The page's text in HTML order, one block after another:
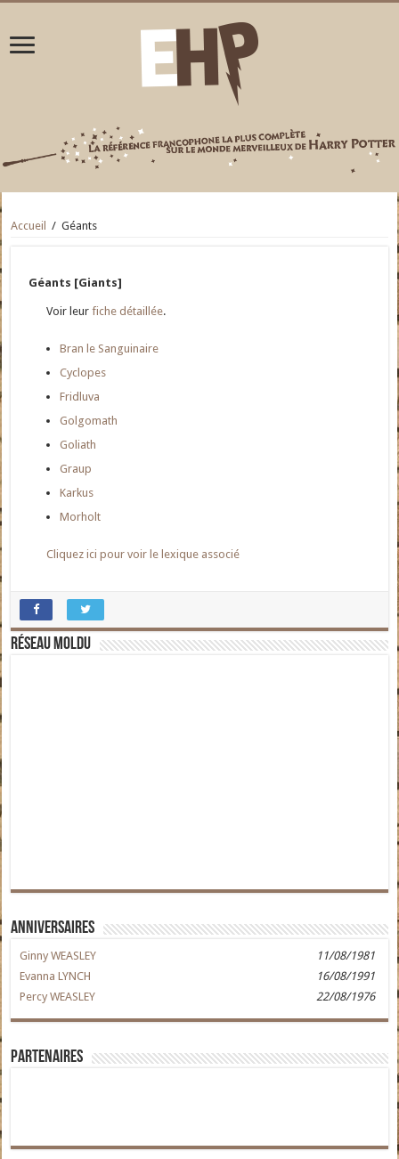
Accueil / Géants
Géants [Giants]
Voir leurfiche détaillée.
Bran le Sanguinaire
Cyclopes
Fridluva
Golgomath
Goliath
Graup
Karkus
Morholt
Cliquez ici pour voir le lexique associé
Réseau moldu
Anniversaires
Ginny WEASLEY
11/08/1981
Evanna LYNCH
16/08/1991
Percy WEASLEY
22/08/1976
Partenaires